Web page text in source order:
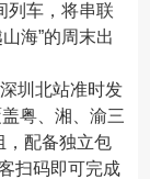
列车，将串联
海”的周末出
圳北站准时发
粤、湘、渝三
，配备独立包
扫码即可完成